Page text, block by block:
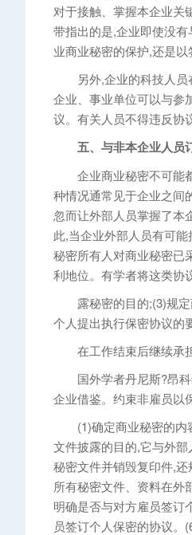
对于接触、掌握本企业关
带指出的是,企业即使没
业商业秘密的保护,还是以
另外,企业的科技人员
企业、事业单位可以与参
议。有关人员不得违反协
五、与非本企业人员
企业商业秘密不可能都
种情况通常见于企业之间
忽而让外部人员掌握了本
此,当企业外部人员有可
秘密所有人对商业秘密已
利地位。有学者将这类协
露秘密的目的;(3)规定
个人提出执行保密协议的
在工作结束后继续承担
国外学者丹尼斯?昂科
企业借鉴。约束非雇员以
(1)确定商业秘密的内
文件披露的目的,它与外
秘密文件并销毁复印件,
所有秘密文件、资料在外
明确是否与对方雇员签订
员签订个人保密的协议。